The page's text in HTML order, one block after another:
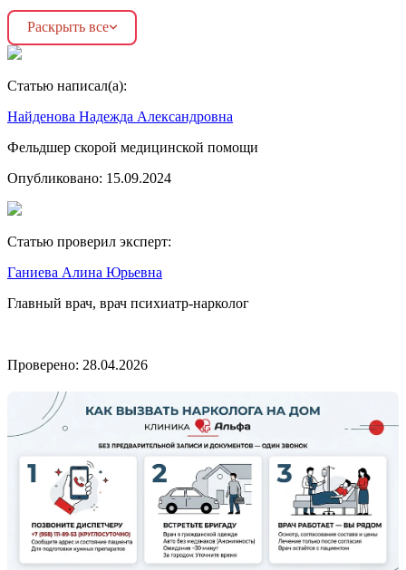
Раскрыть все
Статью написал(а):
Найденова Надежда Александровна
Фельдшер скорой медицинской помощи
Опубликовано: 15.09.2024
Статью проверил эксперт:
Ганиева Алина Юрьевна
Главный врач, врач психиатр-нарколог
Проверено: 28.04.2026